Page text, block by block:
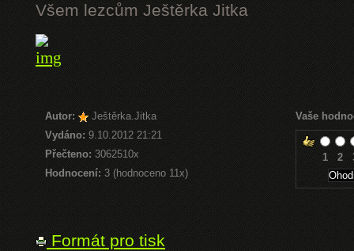
Všem lezcům Ještěrka Jitka
Autor:
Ještěrka.Jitka
Vydáno: 9.10.2012 21:21
Přečteno: 3062510x
Hodnocení: 3 (hodnoceno 11x)
Vaše
1 2
Formát pro tisk